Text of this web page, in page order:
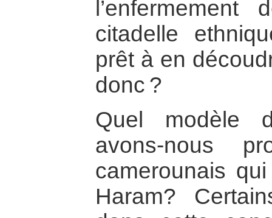
citadelle
prêt à en
donc ?
Quel modèle
avons-nous
camerounais
Haram?